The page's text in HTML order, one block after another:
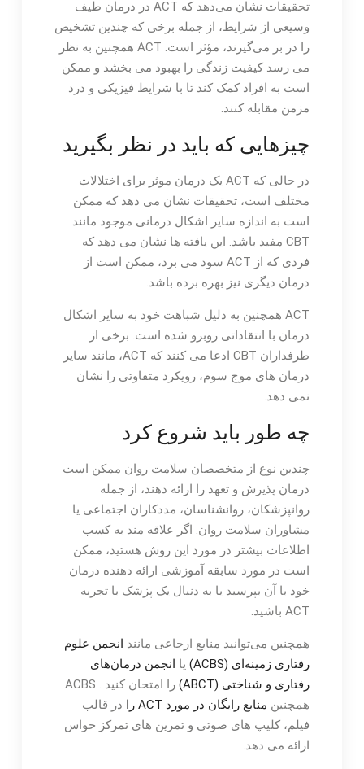
تحقیقات نشان می‌دهد که ACT در درمان طیف
وسیعی از شرایط، از جمله برخی که چندین تشخیص
را در بر می‌گیرند، مؤثر است. ACT همچنین به نظر
می رسد کیفیت زندگی را بهبود می بخشد و ممکن
است به افراد کمک کند تا با شرایط فیزیکی و درد
مزمن مقابله کنند.
چیزهایی که باید در نظر بگیرید
در حالی که ACT یک درمان موثر برای اختلالات
مختلف است، تحقیقات نشان می دهد که ممکن
است به اندازه سایر اشکال درمانی موجود مانند
CBT مفید باشد. این یافته ها نشان می دهد که
فردی که از ACT سود می برد، ممکن است از
درمان دیگری نیز بهره برده باشد.
ACT همچنین به دلیل شباهت خود به سایر اشکال
درمان با انتقاداتی روبرو شده است. برخی از
طرفداران CBT ادعا می کنند که ACT، مانند سایر
درمان های موج سوم، رویکرد متفاوتی را نشان
نمی دهد.
چه طور باید شروع کرد
چندین نوع از متخصصان سلامت روان ممکن است
درمان پذیرش و تعهد را ارائه دهند، از جمله
روانپزشکان، روانشناسان، مددکاران اجتماعی یا
مشاوران سلامت روان. اگر علاقه مند به کسب
اطلاعات بیشتر در مورد این روش هستید، ممکن
است در مورد سابقه آموزشی ارائه دهنده درمان
خود با آن بپرسید یا به دنبال یک پزشک با تجربه
ACT باشید.
همچنین می‌توانید منابع ارجاعی مانند انجمن علوم
رفتاری زمینه‌ای (ACBS)
یا انجمن درمان‌های
رفتاری و شناختی (ABCT)
را امتحان کنید . ACBS
همچنین منابع رایگان در مورد ACT را
در قالب
فیلم، کلیپ های صوتی و تمرین های تمرکز حواس
ارائه می دهد.